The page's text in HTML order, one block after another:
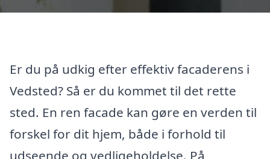
Er du på udkig efter effektiv facaderens i
Vedsted? Så er du kommet til det rette
sted. En ren facade kan gøre en verden til
forskel for dit hjem, både i forhold til
udseende og vedligeholdelse. På